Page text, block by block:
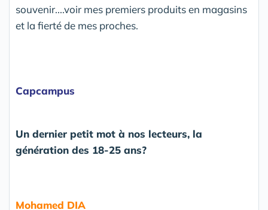
souvenir....voir mes premiers produits en magasins
et la fierté de mes proches.
Capcampus
Un dernier petit mot à nos lecteurs, la
génération des 18-25 ans?
Mohamed DIA